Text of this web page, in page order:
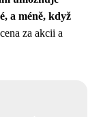
a méně, když
za akcii a